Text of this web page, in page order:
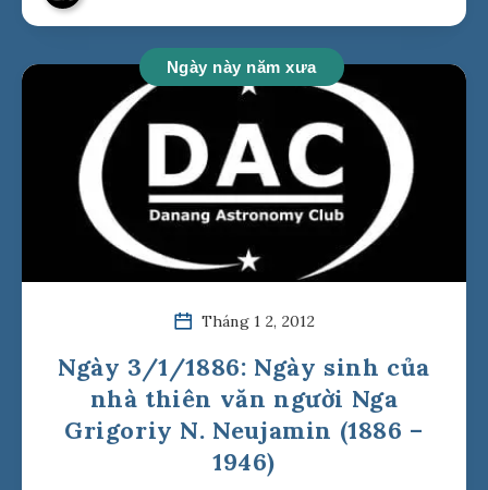
Ngày này năm xưa
Tháng 1 2, 2012
Ngày 3/1/1886: Ngày sinh của
nhà thiên văn người Nga
Grigoriy N. Neujamin (1886 –
1946)